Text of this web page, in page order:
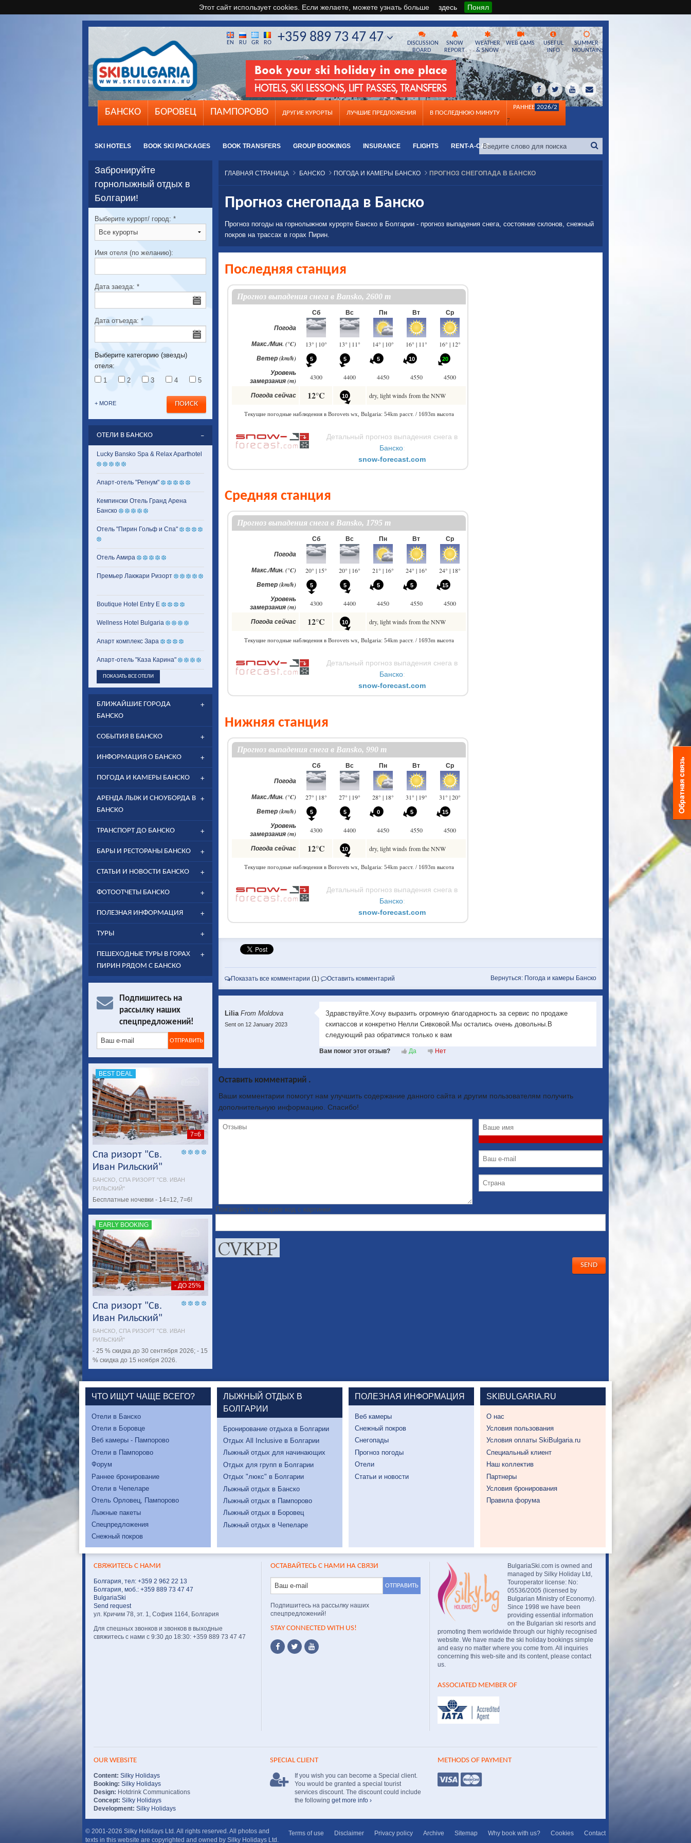
Этот сайт использует cookies. Если желаете, можете узнать больше здесь Понял
БАНСКО БОРОВЕЦ ПАМПОРОВО ДРУГИЕ КУРОРТЫ ЛУЧШИЕ ПРЕДЛОЖЕНИЯ B ПОСЛЕДНЮЮ МИНУТУ
РАННЕЕ 2026/2
7
SKI HOTELS BOOK SKI PACKAGES BOOK TRANSFERS GROUP BOOKINGS INSURANCE FLIGHTS RENT-A-CAR
DISCUSSION
BOARD
SNOW
REPORT
WEATHER
& SNOW
WEB CAMS
USEFUL
INFO
SUMMER
MOUNTAINS
EN RU GR RO +359 889 73 47 47
ГЛАВНАЯ СТРАНИЦА БАНСКО ПОГОДА И КАМЕРЫ БАНСКО ПРОГНОЗ СНЕГОПАДА В БАНСКО
Прогноз снегопада в Банско
Прогноз погоды на горнолыжном курорте Банско в Болгарии - прогноз выпадения снега, состояние склонов, снежный
покров на трассах в горах Пирин.
Последняя станция
Детальный прогноз выпадения снега в
Банско:
snow-forecast.com
Средняя станция
Детальный прогноз выпадения снега в
Банско:
snow-forecast.com
Нижняя станция
Детальный прогноз выпадения снега в
Банско:
snow-forecast.com
Вернуться: Погода и камеры Банско
Показать все комментарии (1) Оставить комментарий
Lilia From Moldova
Sent on 12 January 2023
Здравствуйте.Хочу выразить огромную благодарность за сервис по продаже
скипассов и конкретно Нелли Сивковой.Мы остались очень довольны.В
следующий раз обратимся только к вам
Вам помог этот отзыв? Да Нет
Оставить комментарий .
Ваши комментарии помогут нам улучшить содержание данного сайта и другим пользователям получить
дополнительную информацию. Спасибо!
Пожалуйста, введите код с картинки
Забронируйте
горнолыжный отдых в
Болгарии!
Выберите курорт/ город: *
Имя отеля (по желанию):
Дата заезда: *
Дата отъезда: *
Выберите категорию (звезды)
отеля:
1
2 3 4 5
+ MORE
ОТЕЛИ В БАНСКО
Lucky Bansko Spa & Relax Aparthotel
Апарт-отель "Регнум"
Кемпински Отель Гранд Арена
Банско
Отель "Пирин Гольф и Спа"
Отель Амира
Премьер Лакжари Ризорт
Boutique Hotel Entry E
Wellness Hotel Bulgaria
Апарт комплекс Зара
Апарт-отель "Каза Карина"
ПОКАЗАТЬ ВСЕ ОТЕЛИ
БЛИЖАЙШИЕ ГОРОДА
БАНСКО
СОБЫТИЯ В БАНСКО
ИНФОРМАЦИЯ О БАНСКО
ПОГОДА И КАМЕРЫ БАНСКО
АРЕНДА ЛЫЖ И СНОУБОРДА В
БАНСКО
ТРАНСПОРТ ДО БАНСКО
БАРЫ И РЕСТОРАНЫ БАНСКО
СТАТЬИ И НОВОСТИ БАНСКО
ФОТООТЧЕТЫ БАНСКО
ПОЛЕЗНАЯ ИНФОРМАЦИЯ
ТУРЫ
ПЕШЕХОДНЫЕ ТУРЫ В ГОРАХ
ПИРИН РЯДОМ С БАНСКО
Подпишитесь на
рассылку наших
спецпредложений!
BEST DEAL
7=6
Спа ризорт "Св.
Иван Рильский"
БАНСКО, СПА РИЗОРТ "СВ. ИВАН
РИЛЬСКИЙ"
Бесплатные ночевки - 14=12, 7=6!
EARLY BOOKING
- ДО 25%
Спа ризорт "Св.
Иван Рильский"
БАНСКО, СПА РИЗОРТ "СВ. ИВАН
РИЛЬСКИЙ"
- 25 % скидка до 30 сентября 2026; - 15
% скидка до 15 ноября 2026.
ЧТО ИЩУТ ЧАЩЕ ВСЕГО?
Отели в Банско
Отели в Боровце
Веб камеры - Пампорово
Отели в Пампорово
Форум
Раннее бронирование
Отели в Чепеларе
Отель Орловец, Пампорово
Лыжные пакеты
Спецпредложения
Снежный покров
ЛЫЖНЫЙ ОТДЫХ В
БОЛГАРИИ
Бронирование отдыха в Болгарии
Отдых All Inclusive в Болгарии
Лыжный отдых для начинающих
Отдых для групп в Болгарии
Отдых "люкс" в Болгарии
Лыжный отдых в Банско
Лыжный отдых в Пампорово
Лыжный отдых в Боровец
Лыжный отдых в Чепеларе
ПОЛЕЗНАЯ ИНФОРМАЦИЯ
Веб камеры
Снежный покров
Снегопады
Прогноз погоды
Отели
Статьи и новости
SKIBULGARIA.RU
О нас
Условия пользования
Условия оплаты SkiBulgaria.ru
Специальный клиент
Наш коллектив
Партнеры
Условия бронирования
Правила форума
СВЯЖИТЕСЬ С НАМИ
Болгария, тел: +359 2 962 22 13
Болгария, моб.: +359 889 73 47 47
BulgariaSki
Send request
ул. Кричим 78, эт. 1, София 1164, Болгария
Для спешных звонков и звонков в выходные
свяжитесь с нами с 9:30 до 18:30: +359 889 73 47 47
ОСТАВАЙТЕСЬ С НАМИ НА СВЯЗИ
Подпишитесь на рассылку наших
спецпредложений!
STAY CONNECTED WITH US!
BulgariaSki.com is owned and
managed by Silky Holiday Ltd,
Touroperator license: No:
05536/2005 (licensed by
Bulgarian Ministry of Economy).
Since 1998 we have been
providing essential information
on the Bulgarian ski resorts and
promoting them worldwide through our highly recognised
website. We have made the ski holiday bookings simple
and easy no matter where you come from. All inquiries
concerning this web-site and its content, please contact
us.
ASSOCIATED MEMBER OF
OUR WEBSITE
Content: Silky Holidays
Booking: Silky Holidays
Design: Hotdrink Communications
Concept: Silky Holidays
Development: Silky Holidays
SPECIAL CLIENT
If you wish you can become a Special client.
You would be granted a special tourist
services discount. The discount could include
the following get more info ›
METHODS OF PAYMENT
Terms of use Disclaimer Privacy policy Archive Sitemap Why book with us? Cookies Contact
© 2001-2026 Silky Holidays Ltd. All rights reserved. All photos and
texts in this website are copyrighted and owned by Silky Holidays Ltd.